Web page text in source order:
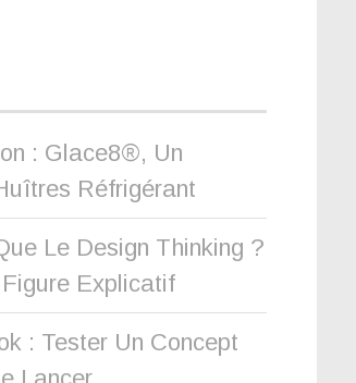
: Glace8®, Un
Réfrigérant
Le Design Thinking ?
Explicatif
: Tester Un Concept